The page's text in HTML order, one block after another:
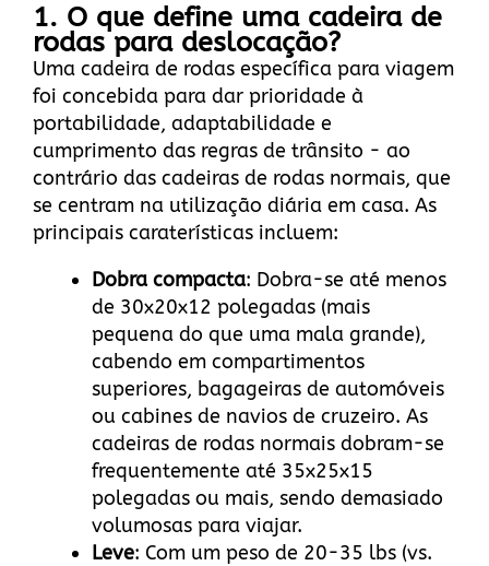
1. O que define uma cadeira de
rodas para deslocação?
Uma cadeira de rodas específica para viagem
foi concebida para dar prioridade à
portabilidade, adaptabilidade e
cumprimento das regras de trânsito - ao
contrário das cadeiras de rodas normais, que
se centram na utilização diária em casa. As
principais caraterísticas incluem:
Dobra compacta: Dobra-se até menos
de 30x20x12 polegadas (mais
pequena do que uma mala grande),
cabendo em compartimentos
superiores, bagageiras de automóveis
ou cabines de navios de cruzeiro. As
cadeiras de rodas normais dobram-se
frequentemente até 35x25x15
polegadas ou mais, sendo demasiado
volumosas para viajar.
Leve: Com um peso de 20-35 lbs (vs.